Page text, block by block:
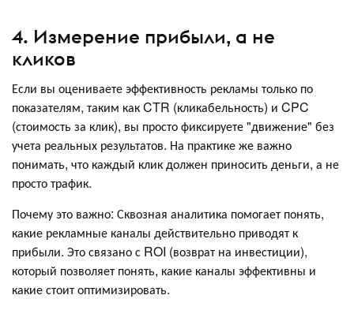
4. Измерение прибыли, а не
кликов
Если вы оцениваете эффективность рекламы только по
показателям, таким как CTR (кликабельность) и CPC
(стоимость за клик), вы просто фиксируете "движение" без
учета реальных результатов. На практике же важно
понимать, что каждый клик должен приносить деньги, а не
просто трафик.
Почему это важно: Сквозная аналитика помогает понять,
какие рекламные каналы действительно приводят к
прибыли. Это связано с ROI (возврат на инвестиции),
который позволяет понять, какие каналы эффективны и
какие стоит оптимизировать.